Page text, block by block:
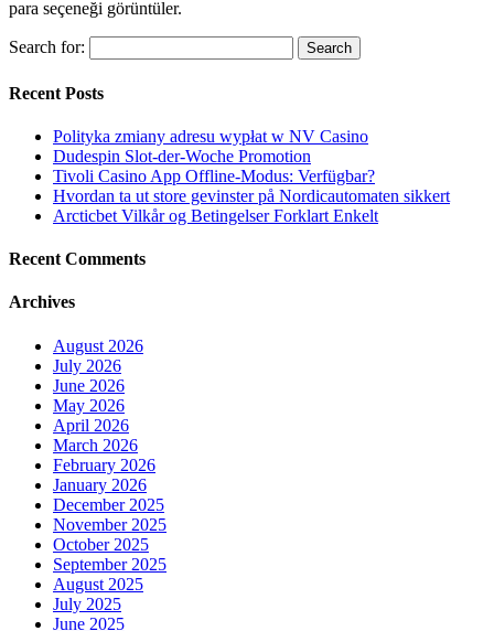
para seçeneği görüntüler.
Search for:
Recent Posts
Polityka zmiany adresu wypłat w NV Casino
Dudespin Slot-der-Woche Promotion
Tivoli Casino App Offline-Modus: Verfügbar?
Hvordan ta ut store gevinster på Nordicautomaten sikkert
Arcticbet Vilkår og Betingelser Forklart Enkelt
Recent Comments
Archives
August 2026
July 2026
June 2026
May 2026
April 2026
March 2026
February 2026
January 2026
December 2025
November 2025
October 2025
September 2025
August 2025
July 2025
June 2025